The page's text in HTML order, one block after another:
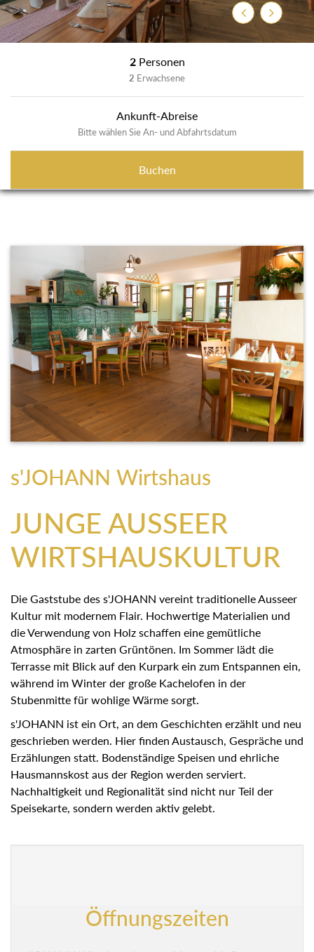
ZurückWeiter
2 Personen
2 Erwachsene
Ankunft-Abreise
Bitte wählen Sie An- und Abfahrtsdatum
Buchen
s'JOHANN Wirtshaus
JUNGE AUSSEER
WIRTSHAUSKULTUR
Die Gaststube des s'JOHANN vereint traditionelle Ausseer
Kultur mit modernem Flair. Hochwertige Materialien und
die Verwendung von Holz schaffen eine gemütliche
Atmosphäre in zarten Grüntönen. Im Sommer lädt die
Terrasse mit Blick auf den Kurpark ein zum Entspannen
ein, während im Winter der große Kachelofen in der
Stubenmitte für wohlige Wärme sorgt.
s'JOHANN ist ein Ort, an dem Geschichten erzählt und neu
geschrieben werden. Hier finden Austausch, Gespräche
und Erzählungen statt. Bodenständige Speisen und
ehrliche Hausmannskost aus der Region werden serviert.
Nachhaltigkeit und Regionalität sind nicht nur Teil der
Speisekarte, sondern werden aktiv gelebt.
Öffnungszeiten